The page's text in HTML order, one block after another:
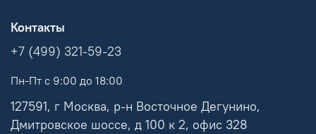
Контакты
+7 (499) 321-59-23
Пн-Пт с 9:00 до 18:00
127591, г Москва, р-н Восточное Дегунино,
Дмитровское шоссе, д 100 к 2, офис 328